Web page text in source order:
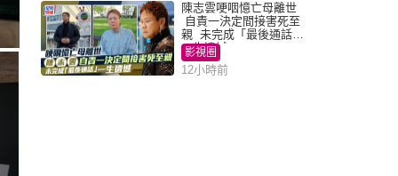
陳志雲哽咽憶亡母離世
自責一決定間接害死至
親 未完成「最後通話」
一生遺憾
影視圈
12小時前